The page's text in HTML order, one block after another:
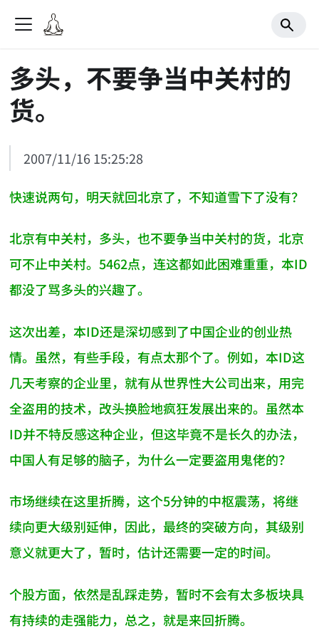
多头，不要争当中关村的
货。
2007/11/16 15:25:28
快速说两句，明天就回北京了，不知道雪下了没有？
北京有中关村，多头，也不要争当中关村的货，北京
可不止中关村。5462点，连这都如此困难重重，本ID
都没了骂多头的兴趣了。
这次出差，本ID还是深切感到了中国企业的创业热
情。虽然，有些手段，有点太那个了。例如，本ID这
几天考察的企业里，就有从世界性大公司出来，用完
全盗用的技术，改头换脸地疯狂发展出来的。虽然本
ID并不特反感这种企业，但这毕竟不是长久的办法，
中国人有足够的脑子，为什么一定要盗用鬼佬的？
市场继续在这里折腾，这个5分钟的中枢震荡，将继
续向更大级别延伸，因此，最终的突破方向，其级别
意义就更大了，暂时，估计还需要一定的时间。
个股方面，依然是乱踩走势，暂时不会有太多板块具
有持续的走强能力，总之，就是来回折腾。